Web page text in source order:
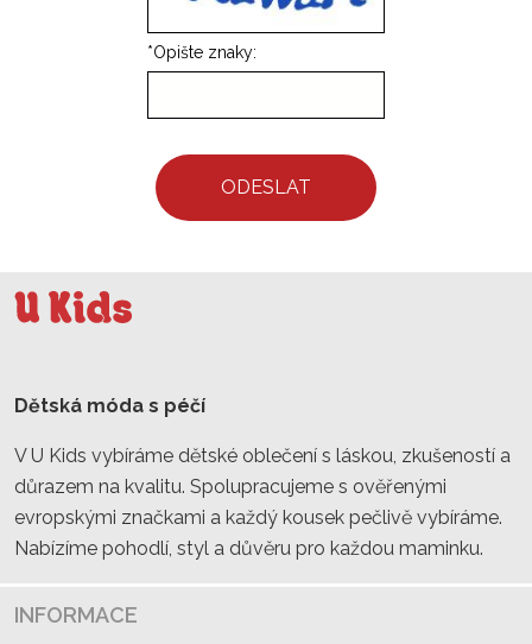
Opište znaky:
*
ODESLAT
Dětská móda s péčí
V U Kids vybíráme dětské oblečení s láskou, zkušeností a
důrazem na kvalitu. Spolupracujeme s ověřenými
evropskými značkami a každý kousek pečlivě vybíráme.
Nabízíme pohodlí, styl a důvěru pro každou maminku.
INFORMACE